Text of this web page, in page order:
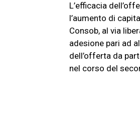
L’efficacia
l’aumento di
Consob, al via
adesione pari ad
dell’offerta da
nel corso del